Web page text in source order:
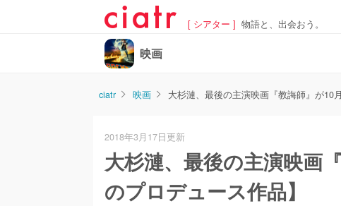
[ シアター ] 物語と、出会おう。
映画
ciatr 映画 大杉漣、最後の主演映画『教誨師』が10
2018年3月17日更新
大杉漣、最後の主演映画
のプロデュース作品】